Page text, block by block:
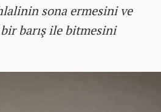
sona ermesini ve
barış ile bitmesini